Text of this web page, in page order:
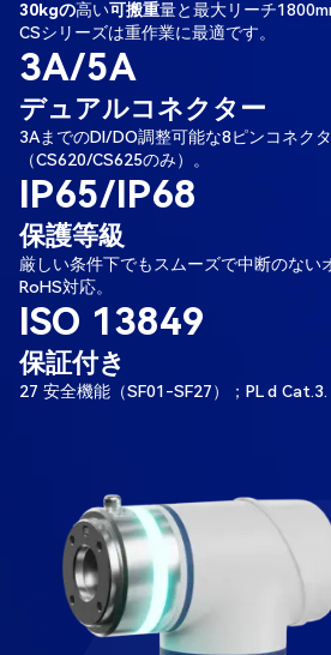
30kgの高い可搬重量と最大リーチ
CSシリーズは重作業に最適です。
3A/5A
デュアルコネクター
3AまでのDI/DO調整可能な8ピンコネク
（CS620/CS625のみ）。
IP65/IP68
保護等級
厳しい条件下でもスムーズで中断のない
RoHS対応。
ISO 13849
保証付き
27 安全機能（SF01-SF27）；PL d Cat.3.